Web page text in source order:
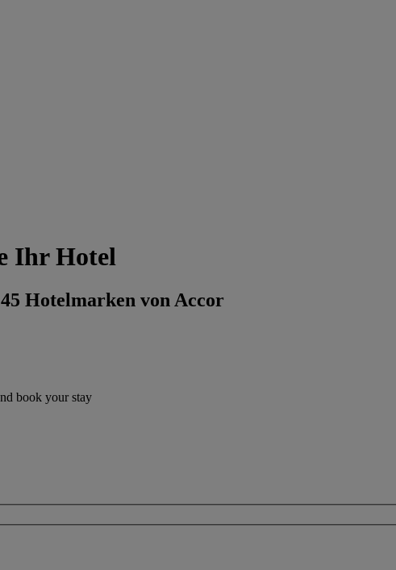
Ihr Hotel
Hotelmarken von Accor
book your stay